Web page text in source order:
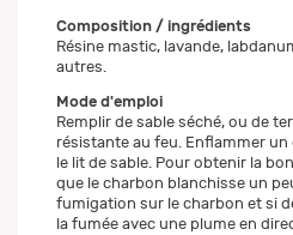
Composition / ingrédients
Résine mastic, lavande,
autres.
Mode d'emploi
Remplir de sable séché, ou de
résistante au feu. Enflammer
le lit de sable. Pour obtenir la
que le charbon blanchisse un
fumigation sur le charbon et si
la fumée avec une plume en